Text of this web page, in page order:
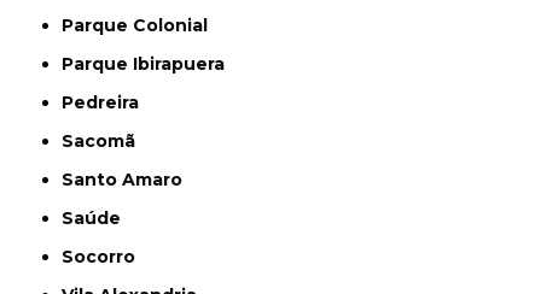
Parque Colonial
Parque Ibirapuera
Pedreira
Sacomã
Santo Amaro
Saúde
Socorro